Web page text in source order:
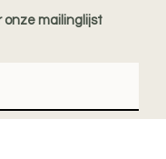
onze mailinglijst